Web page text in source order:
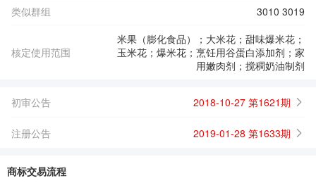
类似群组
3010 3019
核定使用范围
米果（膨化食品）；大米花；甜味爆米花；
玉米花；爆米花；烹饪用谷蛋白添加剂；家
用嫩肉剂；搅稠奶油制剂
初审公告 2018-10-27 第1621期
注册公告 2019-01-28 第1633期
商标交易流程